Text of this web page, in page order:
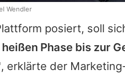
posiert, soll
Phase bis zur
, erklärte der
Wendler